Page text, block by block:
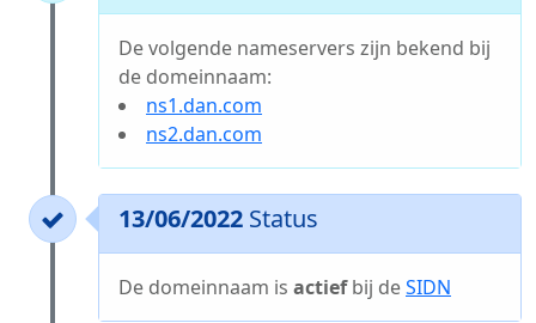
De volgende nameservers zijn bekend bij
de domeinnaam:
ns1.dan.com
ns2.dan.com
13/06/2022 Status
De domeinnaam is actiefbij deSIDN